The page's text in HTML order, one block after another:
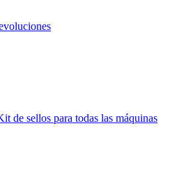
de sellos para todas las máquinas